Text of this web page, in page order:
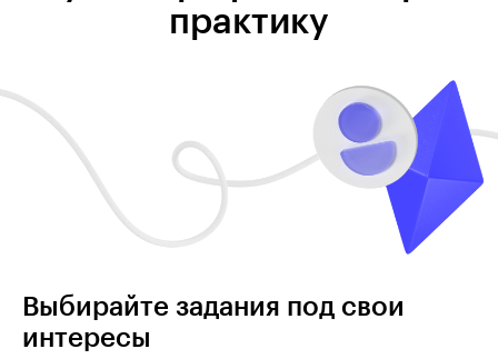
практику
Выбирайте задания под свои
интересы